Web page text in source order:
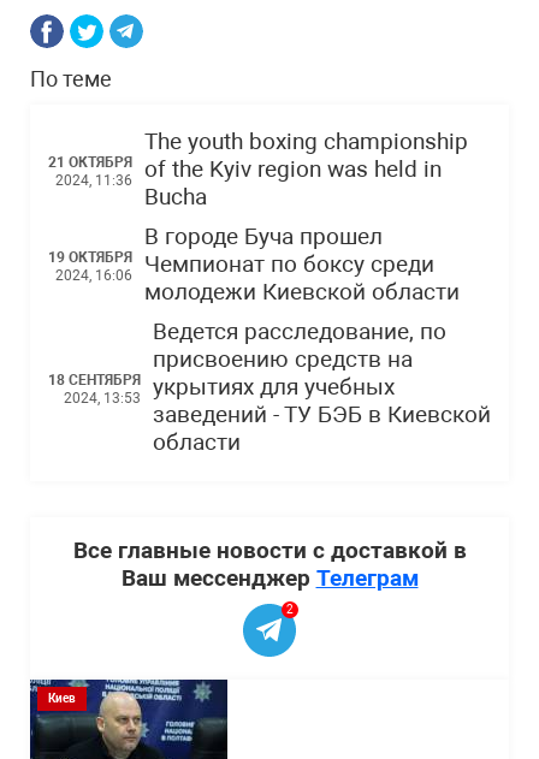
По теме
21 ОКТЯБРЯ
2024, 11:36
The youth boxing championship
of the Kyiv region was held in
Bucha
19 ОКТЯБРЯ
2024, 16:06
В городе Буча прошел
Чемпионат по боксу среди
молодежи Киевской области
18 СЕНТЯБРЯ
2024, 13:53
Ведется расследование, по
присвоению средств на
укрытиях для учебных
заведений - ТУ БЭБ в Киевской
области
Все главные новости с доставкой в
Ваш мессенджер Телеграм
2
Киев